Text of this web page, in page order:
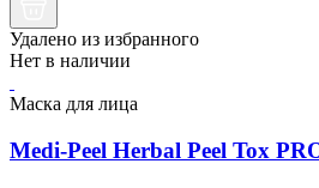
Удалено из избранного
Нет в наличии
Маска для лица
Medi-Peel Herbal Peel Tox